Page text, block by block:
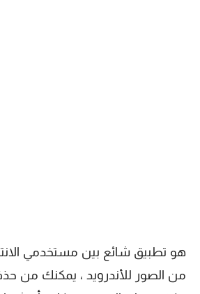
هو تطبيق شائع بين مستخدمي
من الصور للأندرويد ، يمكنك من